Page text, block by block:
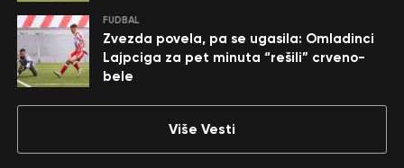
FUDBAL
Zvezda povela, pa se ugasila: Omladinci
Lajpciga za pet minuta “rešili” crveno-
bele
Više Vesti